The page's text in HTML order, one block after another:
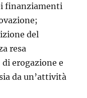
finanziamenti
del
resa
erogazione e
da un’attività